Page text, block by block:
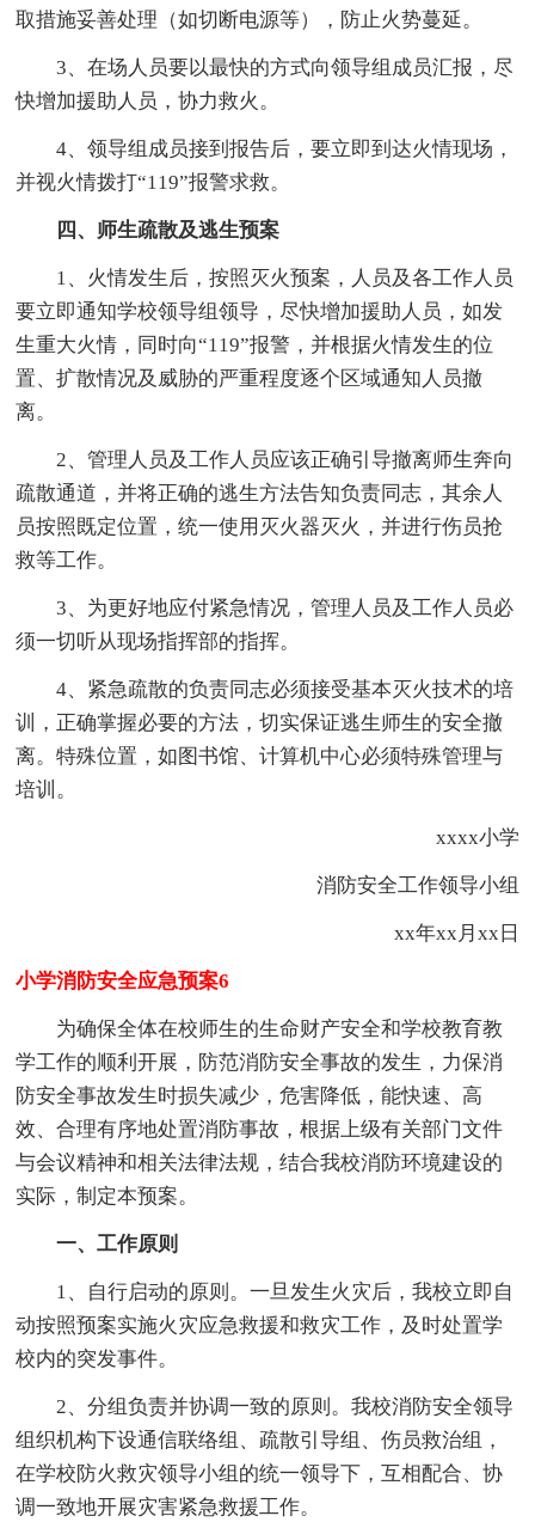
取措施妥善处理（如切断电源等），防止火势蔓延。
3、在场人员要以最快的方式向领导组成员汇报，尽
快增加援助人员，协力救火。
4、领导组成员接到报告后，要立即到达火情现场，
并视火情拨打“119”报警求救。
四、师生疏散及逃生预案
1、火情发生后，按照灭火预案，人员及各工作人员
要立即通知学校领导组领导，尽快增加援助人员，如发
生重大火情，同时向“119”报警，并根据火情发生的位
置、扩散情况及威胁的严重程度逐个区域通知人员撤
离。
2、管理人员及工作人员应该正确引导撤离师生奔向
疏散通道，并将正确的逃生方法告知负责同志，其余人
员按照既定位置，统一使用灭火器灭火，并进行伤员抢
救等工作。
3、为更好地应付紧急情况，管理人员及工作人员必
须一切听从现场指挥部的指挥。
4、紧急疏散的负责同志必须接受基本灭火技术的培
训，正确掌握必要的方法，切实保证逃生师生的安全撤
离。特殊位置，如图书馆、计算机中心必须特殊管理与
培训。
xxxx小学
消防安全工作领导小组
xx年xx月xx日
小学消防安全应急预案6
为确保全体在校师生的生命财产安全和学校教育教
学工作的顺利开展，防范消防安全事故的发生，力保消
防安全事故发生时损失减少，危害降低，能快速、高
效、合理有序地处置消防事故，根据上级有关部门文件
与会议精神和相关法律法规，结合我校消防环境建设的
实际，制定本预案。
一、工作原则
1、自行启动的原则。一旦发生火灾后，我校立即自
动按照预案实施火灾应急救援和救灾工作，及时处置学
校内的突发事件。
2、分组负责并协调一致的原则。我校消防安全领导
组织机构下设通信联络组、疏散引导组、伤员救治组，
在学校防火救灾领导小组的统一领导下，互相配合、协
调一致地开展灾害紧急救援工作。